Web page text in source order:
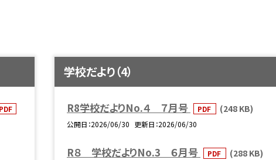
PDF
学校だより（4）
R8学校だよりNo.４ ７月号 PDF (248 KB)
公開日 2026/06/30 更新日 2026/06/30
R８ 学校だよりNo.3 ６月号 PDF (288 KB)